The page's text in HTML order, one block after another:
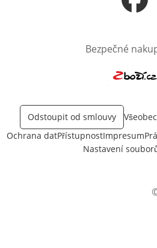
Otevře
Bezpečné
Odstoupit od smlouvy
Ochrana datPřístupnostImpresum
Nastavení